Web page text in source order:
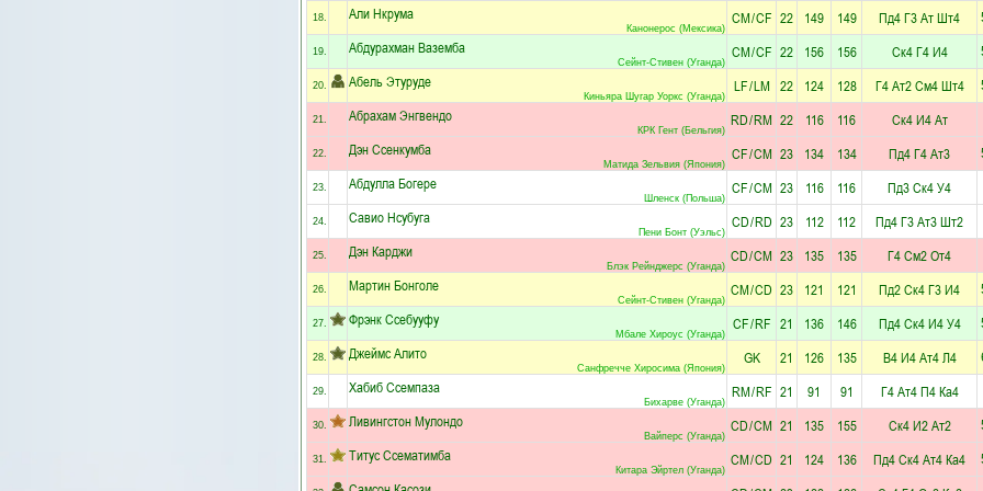
18. Али Нкрума
Канонерос (Мексика)
CM/CF 22 149 149 Пд4Г3АтШт4
19. Абдурахман Ваземба
Сейнт-Стивен (Уганда)
CM/CF 22 156 156 Ск4Г4И4
20. Абель Этуруде
Киньяра Шугар Уоркс (Уганда)
LF/LM 22 124 128 Г4Ат2См4Шт4
21. Абрахам Энгвендо
КРК Гент (Бельгия)
RD/RM 22 116 116 Ск4И4Ат
22. Дэн Ссенкумба
Матида Зельвия (Япония)
CF/CM 23 134 134 Пд4Г4Ат3
23. Абдулла Богере
Шленск (Польша)
CF/CM 23 116 116 Пд3Ск4У4
24. Савио Нсубуга
Пени Бонт (Уэльс)
CD/RD 23 112 112 Пд4Г3Ат3Шт2
25. Дэн Карджи
Блэк Рейнджерс (Уганда)
CD/CM 23 135 135 Г4См2От4
26. Мартин Бонголе
Сейнт-Стивен (Уганда)
CM/CD 23 121 121 Пд2Ск4Г3И4
27. Фрэнк Ссебууфу
Мбале Хироус (Уганда)
CF/RF 21 136 146 Пд4Ск4И4У4
28. Джеймс Алито
Санфречче Хиросима (Япония)
GK 21 126 135 В4И4Ат4Л4
29. Хабиб Ссемпаза
Бихарве (Уганда)
RM/RF 21 91 91 Г4Ат4П4Ка4
30. Ливингстон Мулондо
Вайперс (Уганда)
CD/CM 21 135 155 Ск4И2Ат2
31. Титус Ссематимба
Китара Эйртел (Уганда)
CM/CD 21 124 136 Пд4Ск4Ат4Ка4